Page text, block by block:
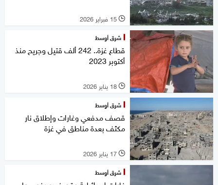
l 15 فبراير 2026
شرق أوسط
قطاع غزة.. 242 ألف قتيل وجريح منذ
أكتوبر 2023
l 18 يناير 2026
شرق أوسط
قصف مدفعي وغارات وإطلاق نار
مكثف بعدة مناطق في غزة
l 17 يناير 2026
شرق أوسط